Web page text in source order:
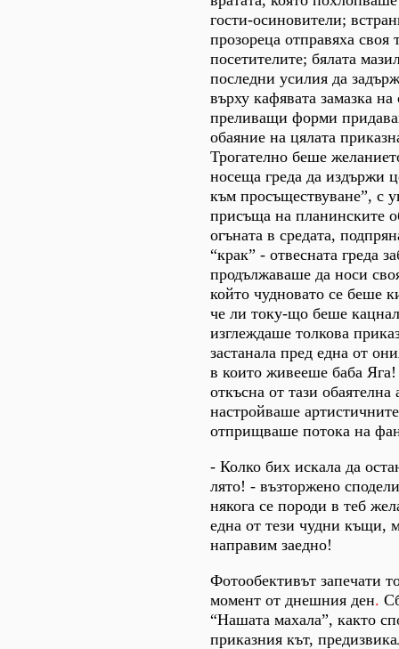
гости-осиновители;
прозореца отправяха своя
посетителите; бялата
последни усилия да
върху кафявата замазка на
преливащи форми
обаяние на цялата
Трогателно беше
носеща греда да издържи
към просъществуване”, с
присъща на планинските
огъната в средата,
“крак” - отвесната греда
продължаваше да носи
който чудновато се беше
че ли току-що беше
изглеждаше толкова
застанала пред една от
в които живееше баба
откъсна от тази обаятелна
настройваше
отприщваше потока на
- Колко бих искала да
лято! - възторжено
някога се породи в теб
една от тези чудни къщи,
направим заедно!
Фотообективът запечати
момент от днешния ден.
“Нашата махала”, както
приказния кът,